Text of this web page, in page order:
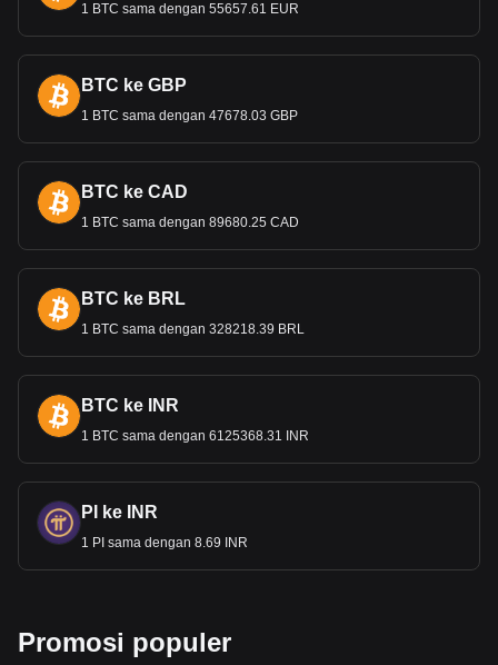
1 BTC sama dengan 55657.61 EUR
BTC ke GBP
1 BTC sama dengan 47678.03 GBP
BTC ke CAD
1 BTC sama dengan 89680.25 CAD
BTC ke BRL
1 BTC sama dengan 328218.39 BRL
BTC ke INR
1 BTC sama dengan 6125368.31 INR
PI ke INR
1 PI sama dengan 8.69 INR
Promosi populer